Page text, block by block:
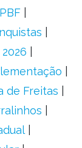
PBF
de Freitas